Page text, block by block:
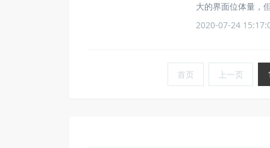
大的界面位体量，
2020-07-24
首页 上一页